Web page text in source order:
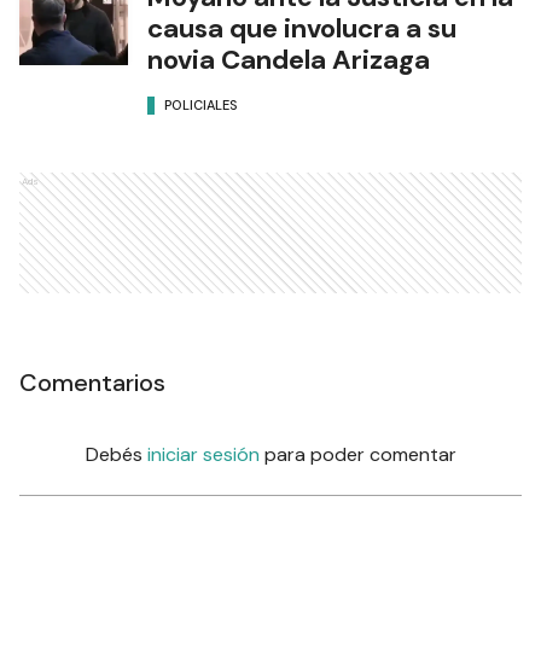
causa que involucra a su
novia Candela Arizaga
POLICIALES
Ads
Comentarios
Debés iniciar sesión para poder comentar